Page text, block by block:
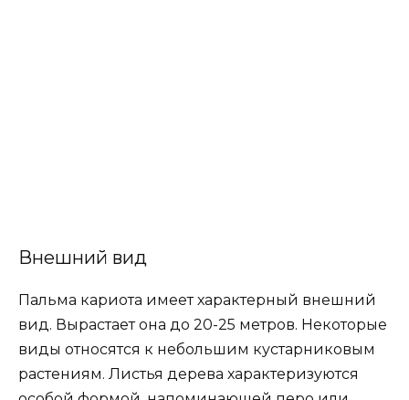
Внешний вид
Пальма кариота имеет характерный внешний
вид. Вырастает она до 20-25 метров. Некоторые
виды относятся к небольшим кустарниковым
растениям. Листья дерева характеризуются